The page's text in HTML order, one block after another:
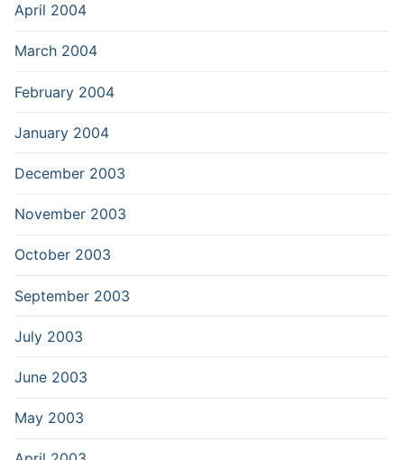
April 2004
March 2004
February 2004
January 2004
December 2003
November 2003
October 2003
September 2003
July 2003
June 2003
May 2003